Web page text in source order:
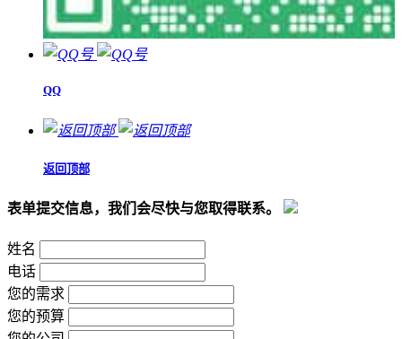
QQ
返回顶部
表单提交信息，我们会尽快与您取得联系。
姓名
电话
您的需求
您的预算